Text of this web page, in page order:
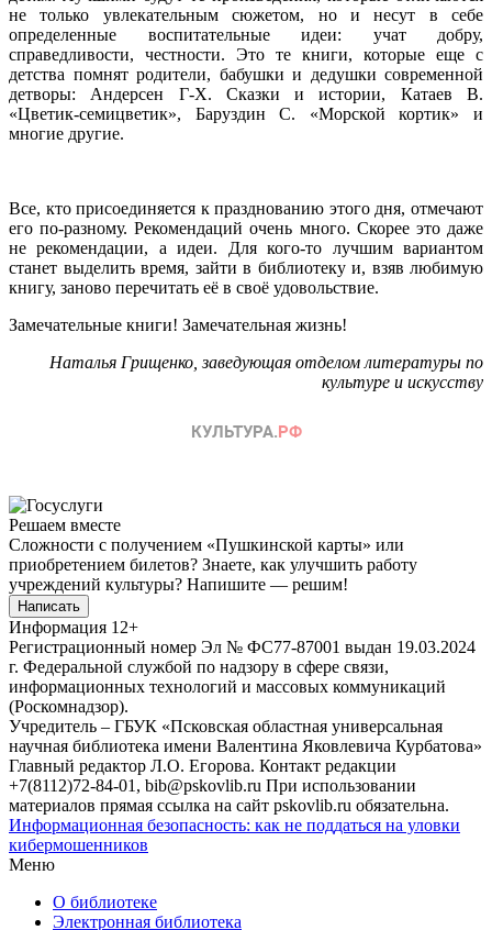
не только увлекательным сюжетом, но и несут в себе
определенные воспитательные идеи: учат добру,
справедливости, честности. Это те книги, которые еще с
детства помнят родители, бабушки и дедушки современной
детворы: Андерсен Г-Х. Сказки и истории, Катаев В.
«Цветик-семицветик», Баруздин С. «Морской кортик» и
многие другие.
Все, кто присоединяется к празднованию этого дня, отмечают
его по-разному. Рекомендаций очень много. Скорее это даже
не рекомендации, а идеи. Для кого-то лучшим вариантом
станет выделить время, зайти в библиотеку и, взяв любимую
книгу, заново перечитать её в своё удовольствие.
Замечательные книги! Замечательная жизнь!
Наталья Грищенко, заведующая отделом литературы по
культуре и искусству
Решаем вместе
Сложности с получением «Пушкинской карты» или
приобретением билетов? Знаете, как улучшить работу
учреждений культуры? Напишите — решим!
Написать
Информация 12+
Регистрационный номер Эл № ФС77-87001 выдан 19.03.2024
г. Федеральной службой по надзору в сфере связи,
информационных технологий и массовых коммуникаций
(Роскомнадзор).
Учредитель – ГБУК «Псковская областная универсальная
научная библиотека имени Валентина Яковлевича Курбатова»
Главный редактор Л.О. Егорова. Контакт редакции
+7(8112)72-84-01, bib@pskovlib.ru При использовании
материалов прямая ссылка на сайт pskovlib.ru обязательна.
Информационная безопасность: как не поддаться на уловки
кибермошенников
Меню
О библиотеке
Электронная библиотека